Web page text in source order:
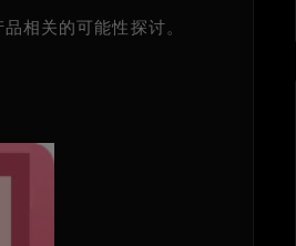
相关的可能性探讨。